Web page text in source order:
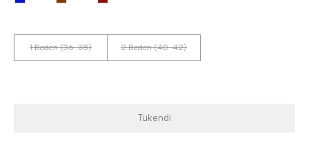
1 Beden (36-38) 2 Beden (40-42)
Tükendi